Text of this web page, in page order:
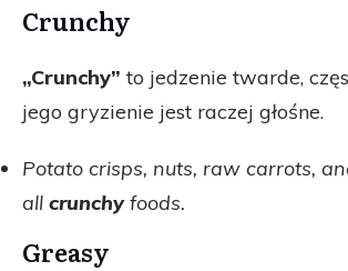
Crunchy
„Crunchy” to jedzenie twarde,
jego gryzienie jest raczej głośne.
Potato crisps, nuts, raw carrots,
all crunchyfoods.
Greasy